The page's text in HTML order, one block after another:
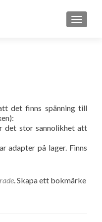
VÄXLA
det finns spänning till
det stor sannolikhet att
adapter på lager. Finns
. Skapa ett bokmärke